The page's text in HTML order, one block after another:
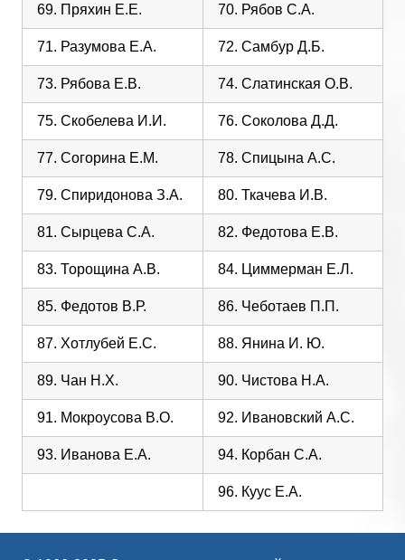
69. Пряхин Е.Е. 70. Рябов С.А.
71. Разумова Е.А. 72. Самбур Д.Б.
73. Рябова Е.В. 74. Слатинская О.В.
75. Скобелева И.И. 76. Соколова Д.Д.
77. Согорина Е.М. 78. Спицына А.С.
79. Спиридонова З.А. 80. Ткачева И.В.
81. Сырцева С.А. 82. Федотова Е.В.
83. Торощина А.В. 84. Циммерман Е.Л.
85. Федотов В.Р. 86. Чеботаев П.П.
87. Хотлубей Е.С. 88. Янина И. Ю.
89. Чан Н.Х. 90. Чистова Н.А.
91. Мокроусова В.О. 92. Ивановский А.С.
93. Иванова Е.А. 94. Корбан С.А.
96. Куус Е.А.